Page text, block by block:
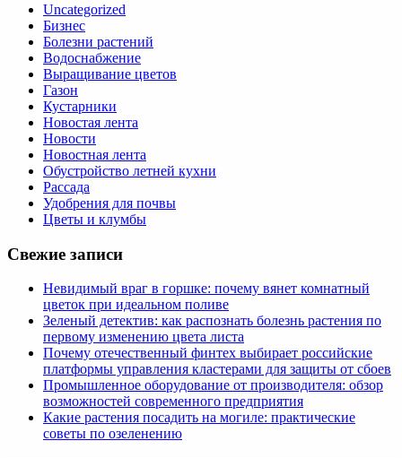
Uncategorized
Бизнес
Болезни растений
Водоснабжение
Выращивание цветов
Газон
Кустарники
Новостая лента
Новости
Новостная лента
Обустройство летней кухни
Рассада
Удобрения для почвы
Цветы и клумбы
Свежие записи
Невидимый враг в горшке: почему вянет комнатный
цветок при идеальном поливе
Зеленый детектив: как распознать болезнь растения по
первому изменению цвета листа
Почему отечественный финтех выбирает российские
платформы управления кластерами для защиты от сбоев
Промышленное оборудование от производителя: обзор
возможностей современного предприятия
Какие растения посадить на могиле: практические
советы по озеленению